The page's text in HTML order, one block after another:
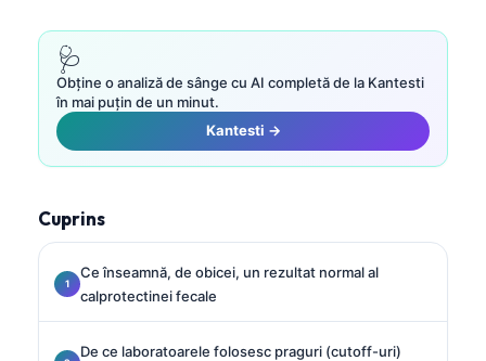
🩺
Obține o analiză de sânge cu AI completă de la Kantesti
în mai puțin de un minut.
Kantesti →
Cuprins
Ce înseamnă, de obicei, un rezultat normal al
calprotectinei fecale
De ce laboratoarele folosesc praguri (cutoff-uri)